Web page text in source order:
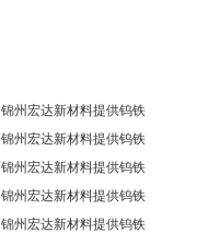
锦州宏达新材料提供钨铁
锦州宏达新材料提供钨铁
锦州宏达新材料提供钨铁
锦州宏达新材料提供钨铁
锦州宏达新材料提供钨铁